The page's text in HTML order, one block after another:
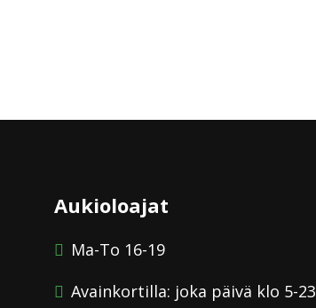
Aukioloajat
Ma-To 16-19
Avainkortilla: joka päivä klo 5-23